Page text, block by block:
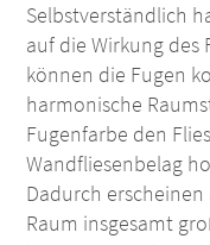
Selbstverständlich
auf die Wirkung des
können die Fugen
harmonische
Fugenfarbe den
Wandfliesenbelag
Dadurch
Raum insgesamt